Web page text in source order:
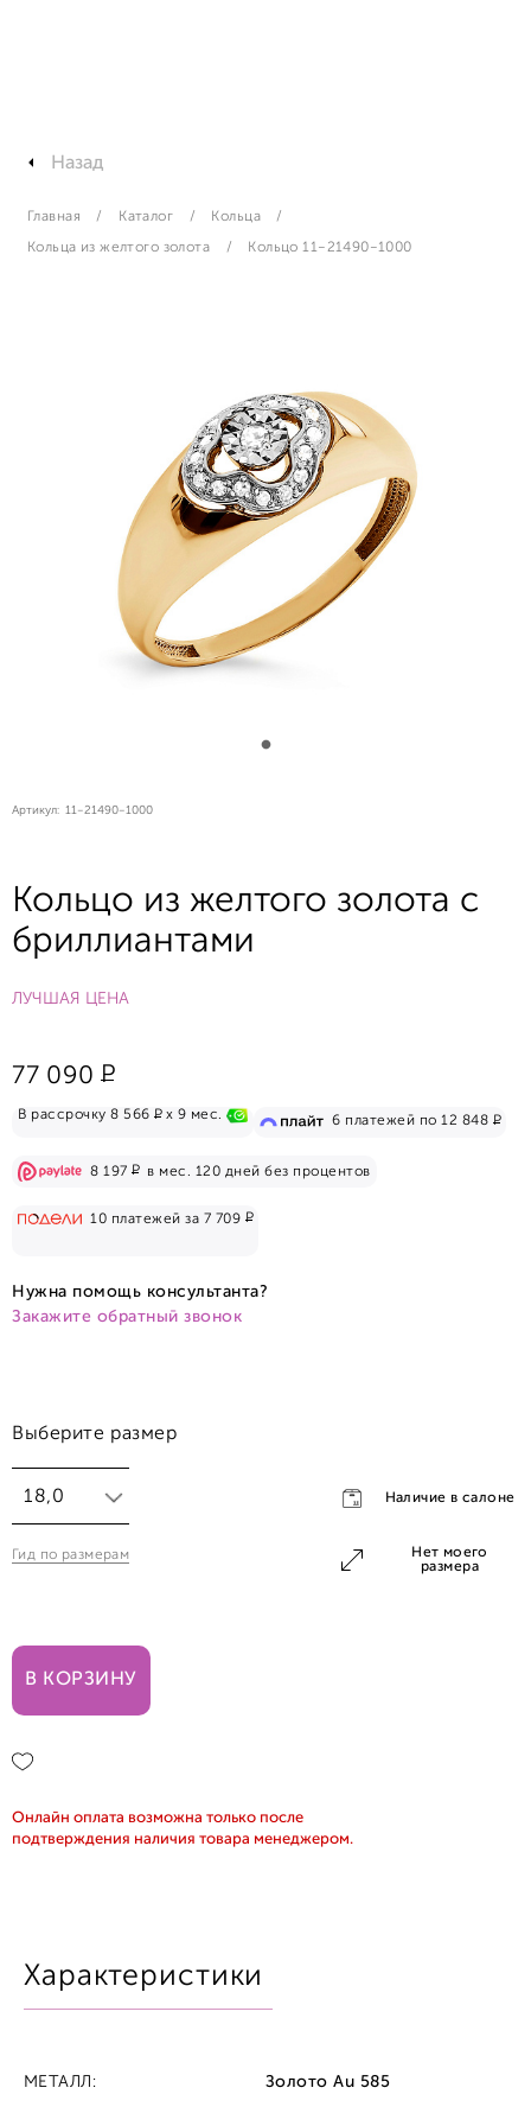
Назад
Главная Каталог Кольца
Кольца из желтого золота Кольцо 11-21490-1000
Артикул: 11-21490-1000
Кольцо из желтого золота с
бриллиантами
ЛУЧШАЯ ЦЕНА
77 090 Р
В рассрочку 8 566 Рx 9 мес. 6 платежей по 12 848 Р
8 197 Рв мес. 120 дней без процентов
10 платежей за 7 709 Р
Нужна помощь консультанта?
Закажите обратный звонок
Выберите размер
18,0
18,0
Гид по размерам
Нет моего
размера
Наличие в салоне
В КОРЗИНУ
Онлайн оплата возможна только после
подтверждения наличия товара менеджером.
Характеристики
МЕТАЛЛ: Золото Au 585